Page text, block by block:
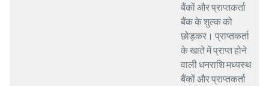
बैंकों और प्राप्तकर्ता
बैंक के शुल्क को
छोड़कर। प्राप्तकर्ता
के खाते में प्राप्त होने
वाली धनराशि मध्यस्थ
बैंकों और प्राप्तकर्ता